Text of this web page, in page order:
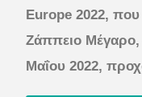
Europe 2022,
Ζάππειο Μέγαρο,
Μαΐου 2022,